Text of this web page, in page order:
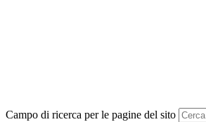
Campo di ricerca per le pagine del sito